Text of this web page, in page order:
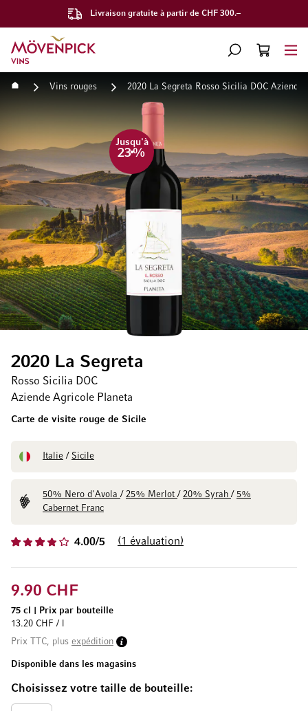
Livraison gratuite à partir de CHF 300.–
Aller à la page d'accueil
CHERCHERPANIER
Accueil Vins rouges 2020 La Segreta Rosso Sicilia DOC Aziende
4.00/5 1 évaluation
Jusqu'à
23%
2020 La Segreta
Rosso Sicilia DOC
Aziende Agricole Planeta
Carte de visite rouge de Sicile
Italie / Sicile
50% Nero d'Avola/ 25% Merlot/ 20% Syrah/ 5%
Cabernet Franc
Choisissez votre taille de bouteille
9.90 CHF
75 cl
Prix par bouteille
13.20 CHF / l
Prix TTC, plus expédition
Disponible dans les magasins
Passer à la fin de la galerie d’images